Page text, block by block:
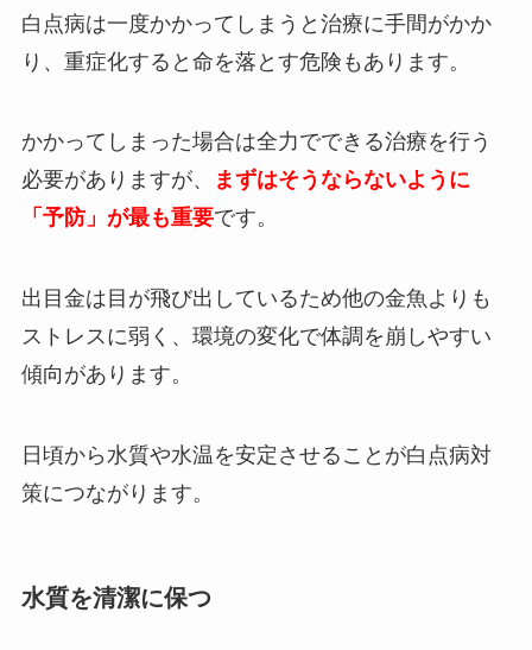
白点病は一度かかってしまうと治療に手間がかか
り、重症化すると命を落とす危険もあります。
かかってしまった場合は全力でできる治療を行う
必要がありますが、
まずはそうならないように
「予防」が最も重要です。
出目金は目が飛び出しているため他の金魚よりも
ストレスに弱く、環境の変化で体調を崩しやすい
傾向があります。
日頃から水質や水温を安定させることが白点病対
策につながります。
水質を清潔に保つ